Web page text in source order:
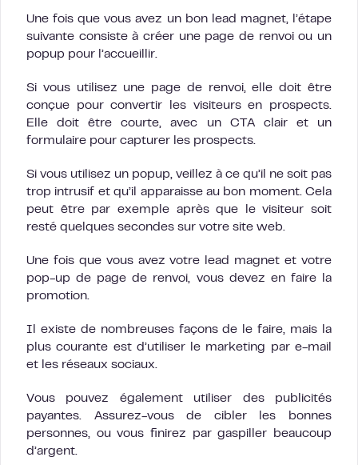
Une fois que vous avez un bon lead magnet, l’étape
suivante consiste à créer une page de renvoi ou un
popup pour l’accueillir.
Si vous utilisez une page de renvoi, elle doit être
conçue pour convertir les visiteurs en prospects.
Elle doit être courte, avec un CTA clair et un
formulaire pour capturer les prospects.
Si vous utilisez un popup, veillez à ce qu’il ne soit pas
trop intrusif et qu’il apparaisse au bon moment. Cela
peut être par exemple après que le visiteur soit
resté quelques secondes sur votre site web.
Une fois que vous avez votre lead magnet et votre
pop-up de page de renvoi, vous devez en faire la
promotion.
Il existe de nombreuses façons de le faire, mais la
plus courante est d’utiliser le marketing par e-mail
et les réseaux sociaux.
Vous pouvez également utiliser des publicités
payantes. Assurez-vous de cibler les bonnes
personnes, ou vous finirez par gaspiller beaucoup
d’argent.